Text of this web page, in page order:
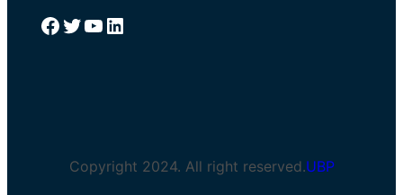
Facebook Twitter YouTube LinkedIn
Copyright 2024. All right reserved.UBP